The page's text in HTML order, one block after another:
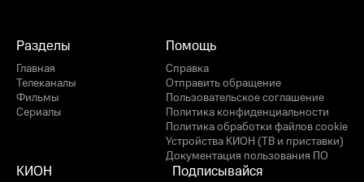
Разделы
Главная
Телеканалы
Фильмы
Сериалы
Помощь
Справка
Отправить обращение
Пользовательское соглашение
Политика конфиденциальности
Политика обработки файлов cookie
Устройства КИОН (ТВ и приставки)
Документация пользования ПО
КИОН Подписывайся